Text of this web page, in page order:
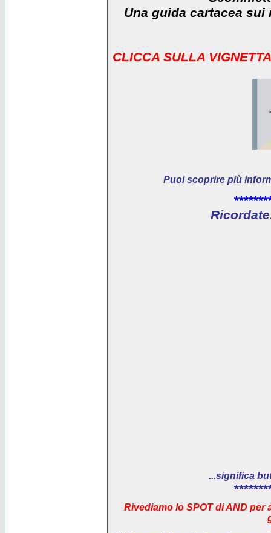
Una guida cartacea
CLICCA SULLA
Puoi scoprire più
...significa
Rivediamo lo SPOT di AND